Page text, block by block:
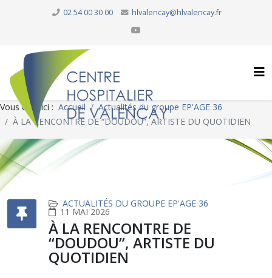
02 54 00 30 00 hlvalencay@hlvalencay.fr
Vous êtes ici : Accueil
Actualités du groupe EP'AGE 36
À LA RENCONTRE DE “DOUDOU”, ARTISTE DU QUOTIDIEN
ACTUALITÉS DU GROUPE EP'AGE 36
11 MAI 2026
À LA RENCONTRE DE
“DOUDOU”, ARTISTE DU
QUOTIDIEN